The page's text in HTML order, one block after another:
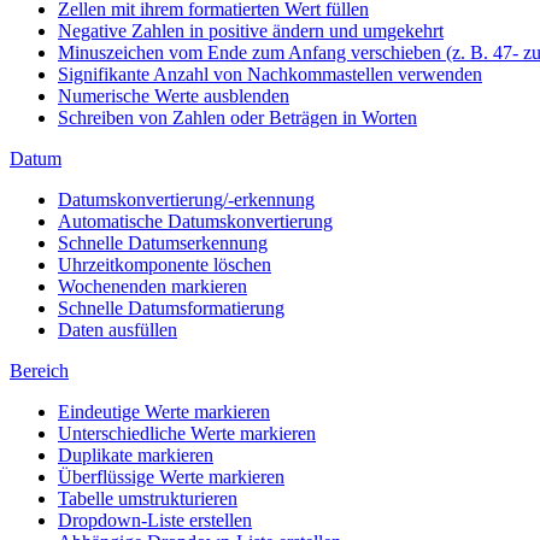
Zellen mit ihrem formatierten Wert füllen
Negative Zahlen in positive ändern und umgekehrt
Minuszeichen vom Ende zum Anfang verschieben (z. B. 47-
Signifikante Anzahl von Nachkommastellen verwenden
Numerische Werte ausblenden
Schreiben von Zahlen oder Beträgen in Worten
Datum
Datumskonvertierung/-erkennung
Automatische Datumskonvertierung
Schnelle Datumserkennung
Uhrzeitkomponente löschen
Wochenenden markieren
Schnelle Datumsformatierung
Daten ausfüllen
Bereich
Eindeutige Werte markieren
Unterschiedliche Werte markieren
Duplikate markieren
Überflüssige Werte markieren
Tabelle umstrukturieren
Dropdown-Liste erstellen